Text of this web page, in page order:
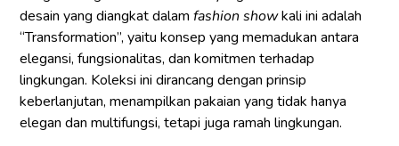
desain yang diangkat dalamfashion showkali ini adalah
“Transformation”, yaitu konsep yang memadukan antara
elegansi, fungsionalitas, dan komitmen terhadap
lingkungan. Koleksi ini dirancang dengan prinsip
keberlanjutan, menampilkan pakaian yang tidak hanya
elegan dan multifungsi, tetapi juga ramah lingkungan.